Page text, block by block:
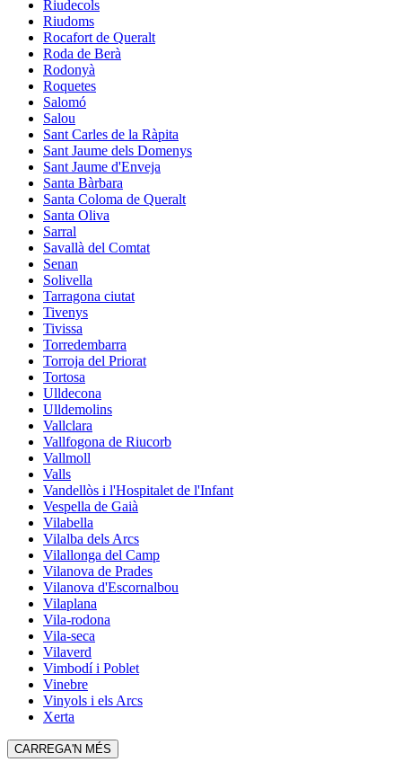
Riudecols
Riudoms
Rocafort de Queralt
Roda de Berà
Rodonyà
Roquetes
Salomó
Salou
Sant Carles de la Ràpita
Sant Jaume dels Domenys
Sant Jaume d'Enveja
Santa Bàrbara
Santa Coloma de Queralt
Santa Oliva
Sarral
Savallà del Comtat
Senan
Solivella
Tarragona ciutat
Tivenys
Tivissa
Torredembarra
Torroja del Priorat
Tortosa
Ulldecona
Ulldemolins
Vallclara
Vallfogona de Riucorb
Vallmoll
Valls
Vandellòs i l'Hospitalet de l'Infant
Vespella de Gaià
Vilabella
Vilalba dels Arcs
Vilallonga del Camp
Vilanova de Prades
Vilanova d'Escornalbou
Vilaplana
Vila-rodona
Vila-seca
Vilaverd
Vimbodí i Poblet
Vinebre
Vinyols i els Arcs
Xerta
CARREGA'N MÉS